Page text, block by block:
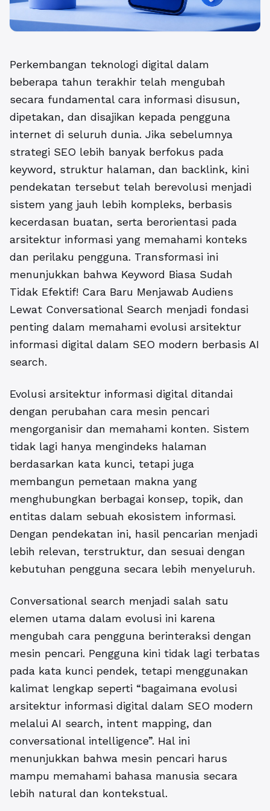
Perkembangan teknologi digital dalam
beberapa tahun terakhir telah mengubah
secara fundamental cara informasi disusun,
dipetakan, dan disajikan kepada pengguna
internet di seluruh dunia. Jika sebelumnya
strategi SEO lebih banyak berfokus pada
keyword, struktur halaman, dan backlink, kini
pendekatan tersebut telah berevolusi menjadi
sistem yang jauh lebih kompleks, berbasis
kecerdasan buatan, serta berorientasi pada
arsitektur informasi yang memahami konteks
dan perilaku pengguna. Transformasi ini
menunjukkan bahwa Keyword Biasa Sudah
Tidak Efektif! Cara Baru Menjawab Audiens
Lewat Conversational Search menjadi fondasi
penting dalam memahami evolusi arsitektur
informasi digital dalam SEO modern berbasis AI
search.
Evolusi arsitektur informasi digital ditandai
dengan perubahan cara mesin pencari
mengorganisir dan memahami konten. Sistem
tidak lagi hanya mengindeks halaman
berdasarkan kata kunci, tetapi juga
membangun pemetaan makna yang
menghubungkan berbagai konsep, topik, dan
entitas dalam sebuah ekosistem informasi.
Dengan pendekatan ini, hasil pencarian menjadi
lebih relevan, terstruktur, dan sesuai dengan
kebutuhan pengguna secara lebih menyeluruh.
Conversational search menjadi salah satu
elemen utama dalam evolusi ini karena
mengubah cara pengguna berinteraksi dengan
mesin pencari. Pengguna kini tidak lagi terbatas
pada kata kunci pendek, tetapi menggunakan
kalimat lengkap seperti “bagaimana evolusi
arsitektur informasi digital dalam SEO modern
melalui AI search, intent mapping, dan
conversational intelligence”. Hal ini
menunjukkan bahwa mesin pencari harus
mampu memahami bahasa manusia secara
lebih natural dan kontekstual.